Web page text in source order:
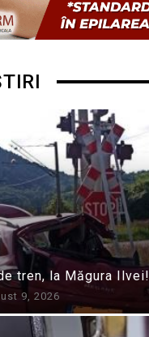
tren, la Măgura Ilvei!
9, 2026